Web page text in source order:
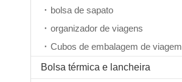
bolsa de sapato
organizador de viagens
Cubos de embalagem de viagem
Bolsa térmica e lancheira